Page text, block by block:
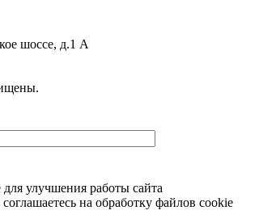
шоссе, д.1 А
улучшения работы сайта
на обработку файлов cookie